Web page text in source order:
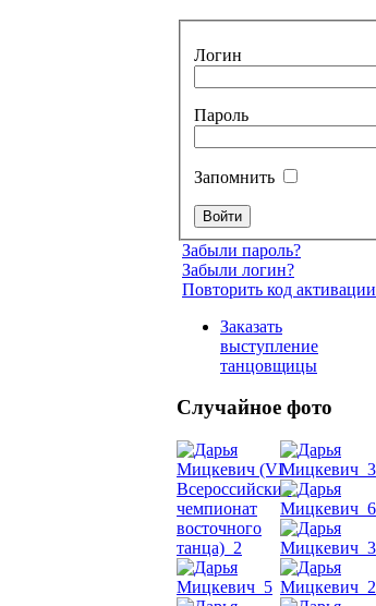
Логин
Пароль
Запомнить
Забыли пароль?
Забыли логин?
Повторить код активации
Заказать
выступление
танцовщицы
Случайное фото